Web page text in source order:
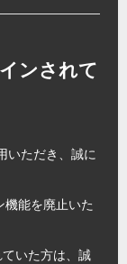
ンされて
いただき、誠に
能を廃止いた
いた方は、誠